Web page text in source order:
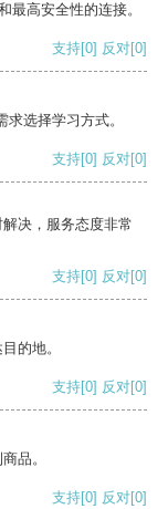
最高安全性的连接。
支持[0] 反对[0]
选择学习方式。
支持[0] 反对[0]
决，服务态度非常
支持[0] 反对[0]
的地。
支持[0] 反对[0]
品。
支持[0] 反对[0]